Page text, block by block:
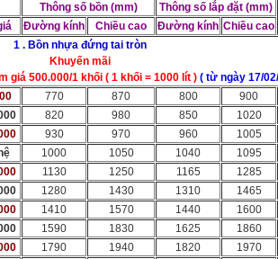
Thông số bồn (mm) Thông số lắp đặt (mm)
Đường kính Chiều cao Đường kính Chiều cao
1 . Bồn nhựa đứng tai tròn
Khuyến mãi
giá 500.000/1 khối ( 1 khối = 1000 lít )( từ ngày 17/
770 870 800 900
820 980 850 1020
930 970 960 1005
1000 1050 1040 1095
1130 1250 1165 1285
1280 1430 1310 1465
1410 1570 1440 1600
1590 1830 1625 1860
1790 1940 1820 1970